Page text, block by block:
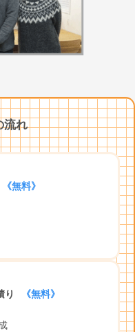
流れ
《無料》
り 《無料》